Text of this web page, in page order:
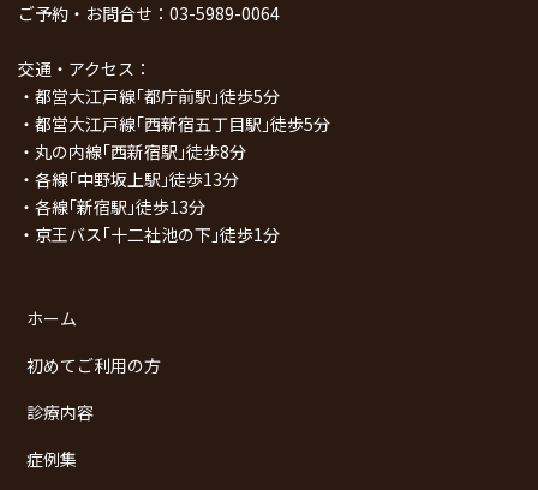
ご予約・お問合せ： 03-5989-0064
交通・アクセス：
・都営大江戸線｢都庁前駅｣徒歩5分
・都営大江戸線｢西新宿五丁目駅｣徒歩5分
・丸の内線｢西新宿駅｣徒歩8分
・各線｢中野坂上駅｣徒歩13分
・各線｢新宿駅｣徒歩13分
・京王バス｢十二社池の下｣徒歩1分
ホーム
初めてご利用の方
診療内容
症例集